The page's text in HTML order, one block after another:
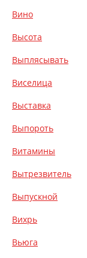
Вино
Высота
Выплясывать
Виселица
Выставка
Выпороть
Витамины
Вытрезвитель
Выпускной
Вихрь
Вьюга